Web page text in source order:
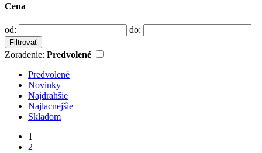
Cena
od: do:
Filtrovať
Zoradenie: Predvolené
Predvolené
Novinky
Najdrahšie
Najlacnejšie
Skladom
1
2